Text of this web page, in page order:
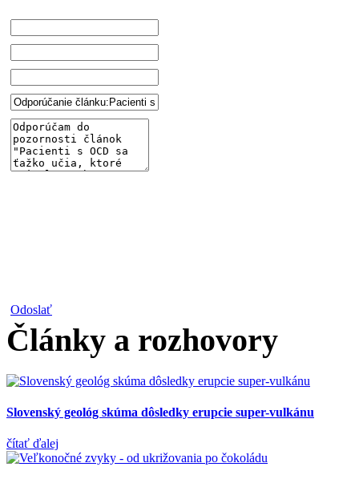
Odoslať
Články a rozhovory
Slovenský geológ skúma dôsledky erupcie super-vulkánu
čítať ďalej